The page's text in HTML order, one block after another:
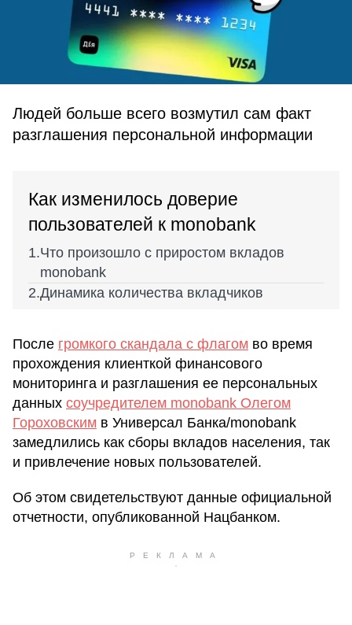
Людей больше всего возмутил сам факт
разглашения персональной информации
Как изменилось доверие
пользователей к monobank
Что произошло с приростом вкладов
monobank
Динамика количества вкладчиков
После громкого скандала с флагом во время
прохождения клиенткой финансового
мониторинга и разглашения ее персональных
данных соучредителем monobank Олегом
Гороховским в Универсал Банка/monobank
замедлились как сборы вкладов населения, так
и привлечение новых пользователей.
Об этом свидетельствуют данные официальной
отчетности, опубликованной Нацбанком.